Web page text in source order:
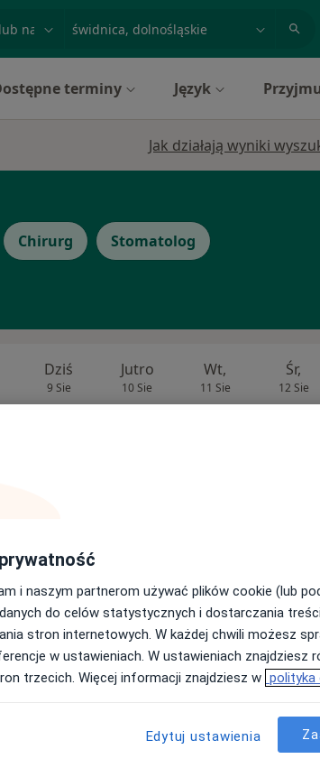
lub nazwiskomiasto lub dzielnica
terminy Język
Jak działają wyniki
Chirurg Stomatolog
Dziś
9 Sie
Jutro
10 Sie
Wt,
11 Sie
Śr,
12 Sie
i naszym partnerom używać plików cookie (lub
do celów statystycznych i dostarczania
stron internetowych. W każdej chwili możesz
w ustawieniach. W ustawieniach znajdziesz
trzecich. Więcej informacji znajdziesz w polityka
Edytuj ustawienia